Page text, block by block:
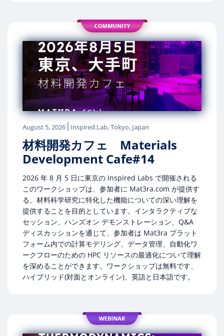
August 5, 2026 | Inspired.Lab, Tokyo, Japan
材料開発カフェ Materials
Development Cafe#14
2026 年 8 月 5 日に東京の Inspired Labs で開催される
このワークショップは、参加者に Mat3ra.com が提供す
る、材料科学研究に特化した機能についての深い理解を
提供することを目的としています。インタラクティブな
セッション、ハンズオン デモンストレーション、Q&A
ディスカッションを通じて、参加者は Mat3ra プラット
フォーム内での計算モデリング、データ管理、自動化ワ
ークフローのための HPC リソースの最適化について理解
を深めることができます。ワークショップは無料です、
ハイブリッド(対面とオンライン)、英語と日本語です。